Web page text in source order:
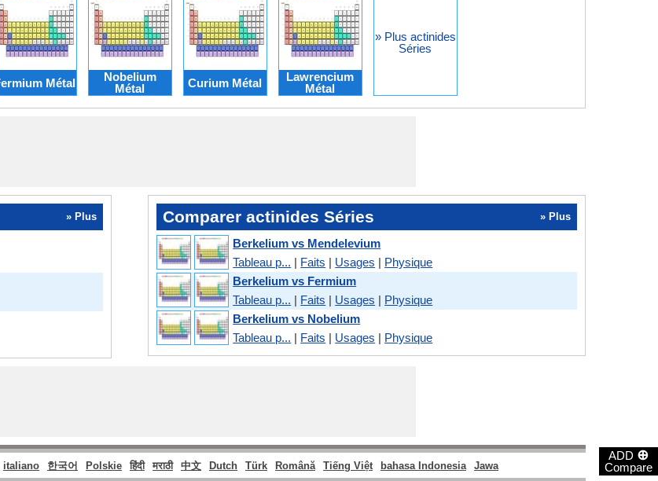
ADD ⊕
Compare
Métal
Nobelium
Métal
Curium Métal
Lawrencium
Métal
» Plus actinides
Séries
» Plus Comparer actinides Séries » Plus
Berkelium vs Mendelevium
Tableau p... | Faits | Usages | Physique
Berkelium vs Fermium
Tableau p... | Faits | Usages | Physique
Berkelium vs Nobelium
Tableau p... | Faits | Usages | Physique
italiano 한국어 Polskie हिंदी मराठी 中文 Dutch Türk Română Tiếng Việt bahasa Indonesia Jawa